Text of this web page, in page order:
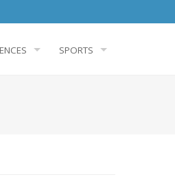
SPORTS